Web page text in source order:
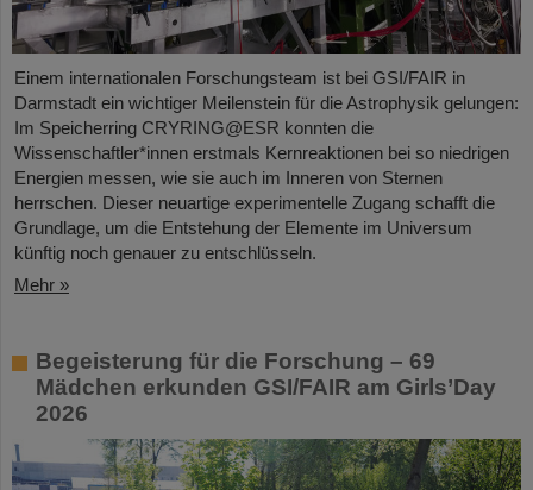
Einem internationalen Forschungsteam ist bei GSI/FAIR in
Darmstadt ein wichtiger Meilenstein für die Astrophysik gelungen:
Im Speicherring CRYRING@ESR konnten die
Wissenschaftler*innen erstmals Kernreaktionen bei so niedrigen
Energien messen, wie sie auch im Inneren von Sternen
herrschen. Dieser neuartige experimentelle Zugang schafft die
Grundlage, um die Entstehung der Elemente im Universum
künftig noch genauer zu entschlüsseln.
Mehr »
Begeisterung für die Forschung – 69
Mädchen erkunden GSI/FAIR am Girls’Day
2026